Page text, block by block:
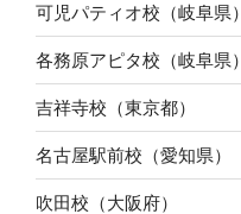
可児パティオ校（岐阜県）
各務原アピタ校（岐阜県）
吉祥寺校（東京都）
名古屋駅前校（愛知県）
吹田校（大阪府）